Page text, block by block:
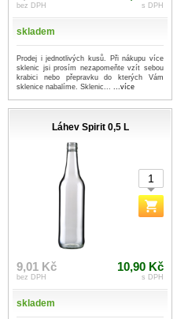
bez DPH s DPH
skladem
Prodej i jednotlivých kusů. Při nákupu více
sklenic jsi prosím nezapomeňte vzít sebou
krabici nebo přepravku do kterých Vám
sklenice nabalíme. Sklenic... ...více
Láhev Spirit 0,5 L
9,01 Kč
bez DPH
10,90 Kč
s DPH
skladem